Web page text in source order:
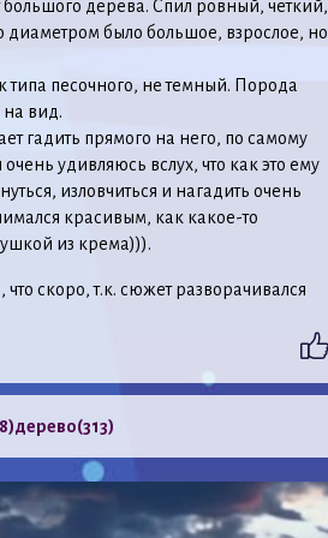
дерева. Спил ровный, четкий,
было большое, взрослое, но
типа песочного, не темный. Порода
вид.
гадить прямого на него, по самому
удивляюсь вслух, что как это ему
изловчиться и нагадить очень
красивым, как какое-то
из крема))).
скоро, т.к. сюжет разворачивался
дерево(313)